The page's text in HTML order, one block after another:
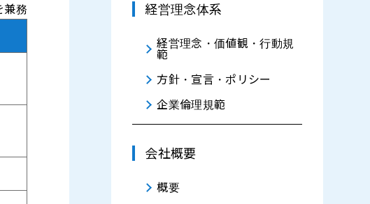
兼務
経営理念体系
経営理念・価値観・行動規
範
方針・宣言・ポリシー
企業倫理規範
会社概要
概要